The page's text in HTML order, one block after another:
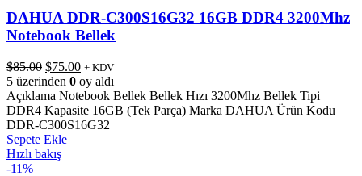
DAHUA DDR-C300S16G32 16GB DDR4 3200Mhz
Notebook Bellek
$85.00 Orijinal
fiyat:
$85.00.
$75.00Şu
andaki
fiyat:
$75.00.
+ KDV
5 üzerinden 0 oy aldı
Açıklama Notebook Bellek Bellek Hızı 3200Mhz Bellek Tipi
DDR4 Kapasite 16GB (Tek Parça) Marka DAHUA Ürün Kodu
DDR-C300S16G32
Sepete Ekle
Hızlı bakış
-11%